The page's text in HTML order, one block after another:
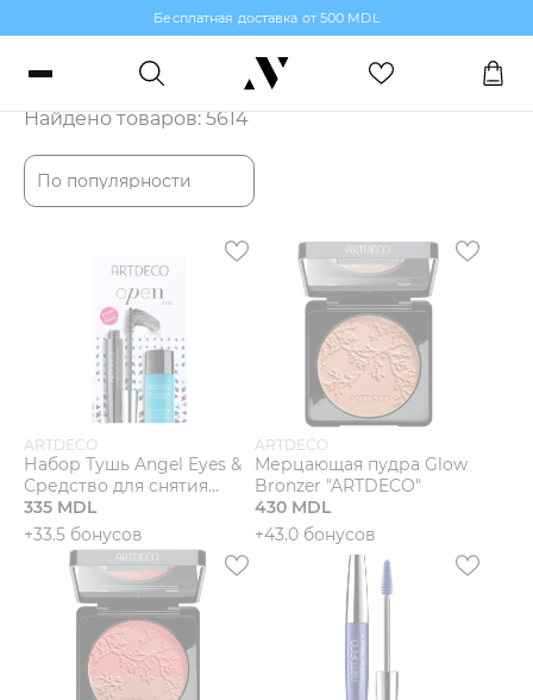
Бесплатная доставка от 500 MDL
Войти или зарегистрироваться
Парфюмерия
Уход за кожей
Волосы
Мужчины
Подарочные сертификаты
Каталог
Найдено товаров: 5614
По популярности
ARTDECO
Набор Тушь Angel Eyes &
Средство для снятия
макияжа Eye Make-up
Remover
335 MDL
+33.5 бонусов
ARTDECO
Мерцающая пудра Glow
Bronzer "ARTDECO"
430 MDL
+43.0 бонусов